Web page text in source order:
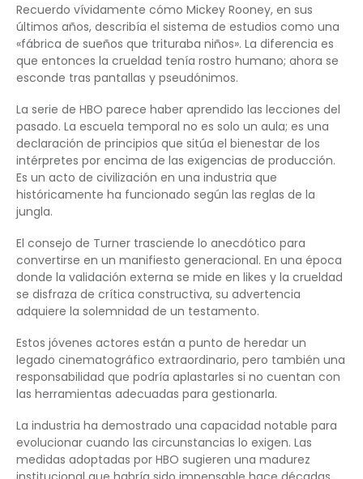
Recuerdo vívidamente cómo Mickey Rooney, en sus
últimos años, describía el sistema de estudios como una
«fábrica de sueños que trituraba niños». La diferencia es
que entonces la crueldad tenía rostro humano; ahora se
esconde tras pantallas y pseudónimos.
La serie de HBO parece haber aprendido las lecciones del
pasado. La escuela temporal no es solo un aula; es una
declaración de principios que sitúa el bienestar de los
intérpretes por encima de las exigencias de producción.
Es un acto de civilización en una industria que
históricamente ha funcionado según las reglas de la
jungla.
El consejo de Turner trasciende lo anecdótico para
convertirse en un manifiesto generacional. En una época
donde la validación externa se mide en likes y la crueldad
se disfraza de crítica constructiva, su advertencia
adquiere la solemnidad de un testamento.
Estos jóvenes actores están a punto de heredar un
legado cinematográfico extraordinario, pero también una
responsabilidad que podría aplastarles si no cuentan con
las herramientas adecuadas para gestionarla.
La industria ha demostrado una capacidad notable para
evolucionar cuando las circunstancias lo exigen. Las
medidas adoptadas por HBO sugieren una madurez